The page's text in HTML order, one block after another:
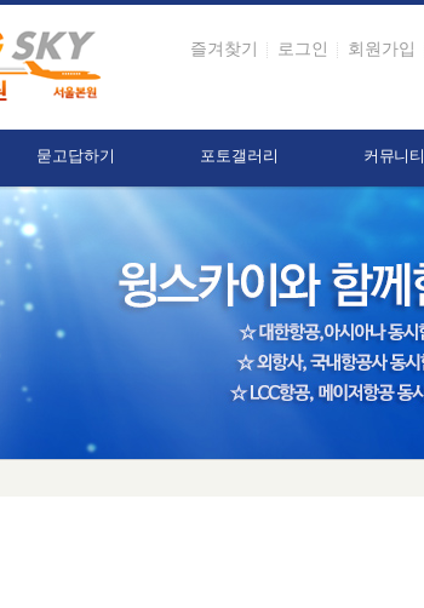
즐겨찾기 로그인 회원가입
묻고답하기 포토갤러리 커뮤니티